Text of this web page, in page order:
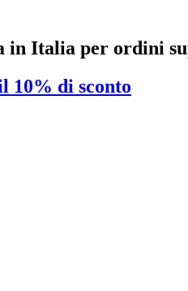
in Italia per ordini
10% di sconto